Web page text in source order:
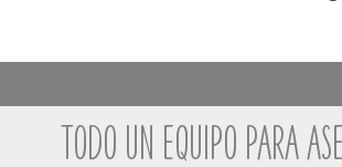
Todo un equipo para